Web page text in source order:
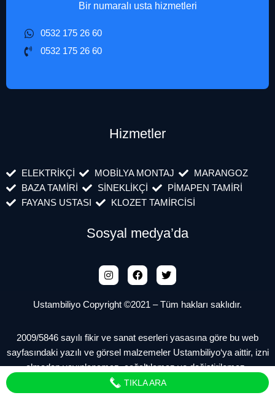
Bir numaralı usta hizmetleri
0532 175 26 60
0532 175 26 60
Hizmetler
ELEKTRİKÇİ MOBİLYA MONTAJ
MARANGOZ
BAZA TAMİRİ
SİNEKLİKÇİ
PİMAPEN TAMİRİ
FAYANS USTASI
KLOZET TAMİRCİSİ
Sosyal medya’da
Ustambiliyo Copyright ©2021 – Tüm hakları saklıdır.
2009/5846 sayılı fikir ve sanat eserleri yasasına göre bu web
sayfasındaki yazılı ve görsel malzemeler Ustambiliyo‘ya aittir, izni
olmadan yayınlanamaz, çoğaltılamaz ve değiştirilemez.
TIKLA ARA